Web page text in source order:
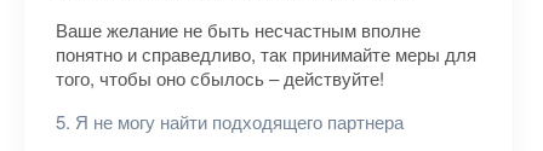
Ваше желание не быть несчастным вполне
понятно и справедливо, так принимайте меры для
того, чтобы оно сбылось – действуйте!
5. Я не могу найти подходящего партнера